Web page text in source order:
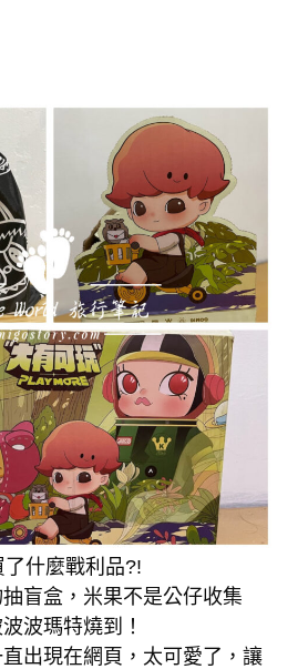
什麼戰利品?!
盲盒，米果不是公仔收集
波瑪特燒到！
出現在網頁，太可愛了，讓